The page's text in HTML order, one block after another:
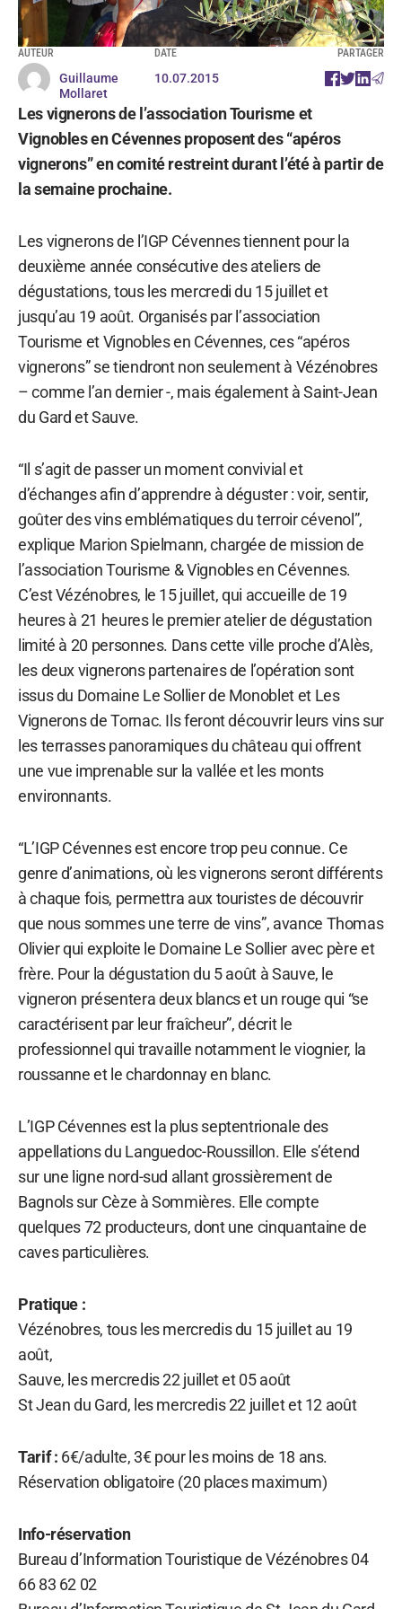
AUTEUR
Guillaume
Mollaret
DATE
10.07.2015
PARTAGER
Les vignerons de l’association Tourisme et
Vignobles en Cévennes proposent des “apéros
vignerons” en comité restreint durant l’été à partir de
la semaine prochaine.
Les vignerons de l’IGP Cévennes tiennent pour la
deuxième année consécutive des ateliers de
dégustations, tous les mercredi du 15 juillet et
jusqu’au 19 août. Organisés par l’association
Tourisme et Vignobles en Cévennes, ces “apéros
vignerons” se tiendront non seulement à Vézénobres
– comme l’an dernier -, mais également à Saint-Jean
du Gard et Sauve.
“Il s’agit de passer un moment convivial et
d’échanges afin d’apprendre à déguster : voir, sentir,
goûter des vins emblématiques du terroir cévenol”,
explique Marion Spielmann, chargée de mission de
l’association Tourisme & Vignobles en Cévennes.
C’est Vézénobres, le 15 juillet, qui accueille de 19
heures à 21 heures le premier atelier de dégustation
limité à 20 personnes. Dans cette ville proche d’Alès,
les deux vignerons partenaires de l’opération sont
issus du Domaine Le Sollier de Monoblet et Les
Vignerons de Tornac. Ils feront découvrir leurs vins sur
les terrasses panoramiques du château qui offrent
une vue imprenable sur la vallée et les monts
environnants.
“L’IGP Cévennes est encore trop peu connue. Ce
genre d’animations, où les vignerons seront différents
à chaque fois, permettra aux touristes de découvrir
que nous sommes une terre de vins”, avance Thomas
Olivier qui exploite le Domaine Le Sollier avec père et
frère. Pour la dégustation du 5 août à Sauve, le
vigneron présentera deux blancs et un rouge qui “se
caractérisent par leur fraîcheur”, décrit le
professionnel qui travaille notamment le viognier, la
roussanne et le chardonnay en blanc.
L’IGP Cévennes est la plus septentrionale des
appellations du Languedoc-Roussillon. Elle s’étend
sur une ligne nord-sud allant grossièrement de
Bagnols sur Cèze à Sommières. Elle compte
quelques 72 producteurs, dont une cinquantaine de
caves particulières.
Pratique :
Vézénobres, tous les mercredis du 15 juillet au 19
août,
Sauve, les mercredis 22 juillet et 05 août
St Jean du Gard, les mercredis 22 juillet et 12 août
Tarif : 6€/adulte, 3€ pour les moins de 18 ans.
Réservation obligatoire (20 places maximum)
Info-réservation
Bureau d’Information Touristique de Vézénobres 04
66 83 62 02